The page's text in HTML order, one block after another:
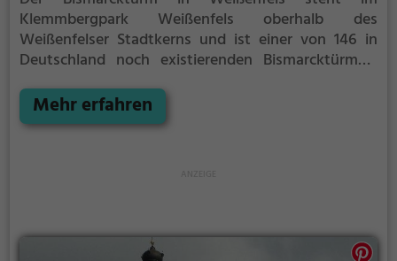
Klemmbergpark Weißenfels oberhalb des
Weißenfelser Stadtkerns und ist einer von 146 in
Deutschland noch existierenden Bismarcktürmen.
wurde unter Vorsitz des Weißenfelser
Oberbürgermeisters Wadehn und dem
August 1907.
Mehr erfahren